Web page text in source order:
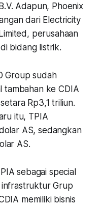
Adapun, Phoenix
dari Electricity
perusahaan
bidang listrik.
Group sudah
tambahan ke CDIA
Rp3,1 triliun.
itu, TPIA
AS, sedangkan
AS.
sebagai special
Grup
memiliki bisnis